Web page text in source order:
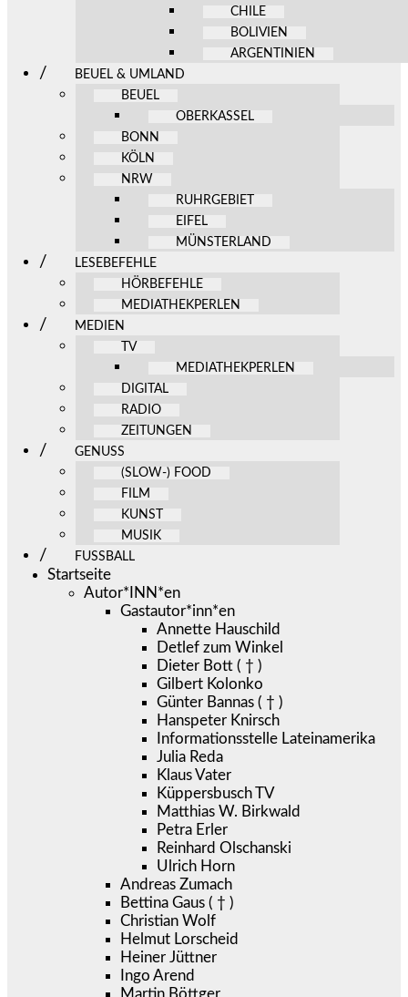
CHILE
BOLIVIEN
ARGENTINIEN
BEUEL & UMLAND
BEUEL
OBERKASSEL
BONN
KÖLN
NRW
RUHRGEBIET
EIFEL
MÜNSTERLAND
LESEBEFEHLE
HÖRBEFEHLE
MEDIATHEKPERLEN
MEDIEN
TV
MEDIATHEKPERLEN
DIGITAL
RADIO
ZEITUNGEN
GENUSS
(SLOW-) FOOD
FILM
KUNST
MUSIK
FUSSBALL
Startseite
Autor*INN*en
Gastautor*inn*en
Annette Hauschild
Detlef zum Winkel
Dieter Bott ( † )
Gilbert Kolonko
Günter Bannas ( † )
Hanspeter Knirsch
Informationsstelle Lateinamerika
Julia Reda
Klaus Vater
Küppersbusch TV
Matthias W. Birkwald
Petra Erler
Reinhard Olschanski
Ulrich Horn
Andreas Zumach
Bettina Gaus ( † )
Christian Wolf
Helmut Lorscheid
Heiner Jüttner
Ingo Arend
Martin Böttger